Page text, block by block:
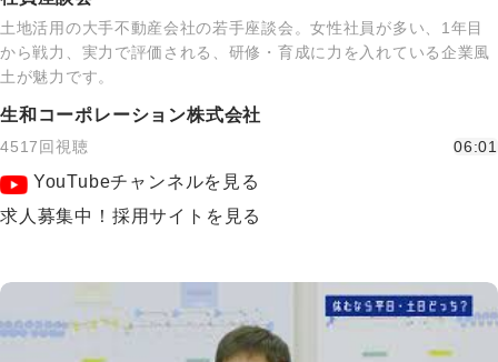
土地活用の大手不動産会社の若手座談会。女性社員が多い、1年目
から戦力、実力で評価される、研修・育成に力を入れている企業風
土が魅力です。
生和コーポレーション株式会社
4517回視聴 06:01
YouTubeチャンネルを見る
求人募集中！採用サイトを見る